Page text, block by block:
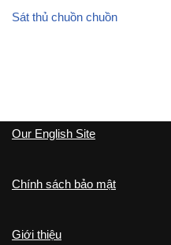
Sát thủ chuồn chuồn
Our English Site
Chính sách bảo mật
Giới thiệu